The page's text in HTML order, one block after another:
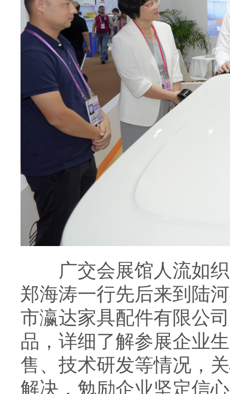
广交会展馆人流如织
郑海涛一行先后来到陆
市瀛达家具配件有限公
品，详细了解参展企业
售、技术研发等情况，
解决，勉励企业坚定信